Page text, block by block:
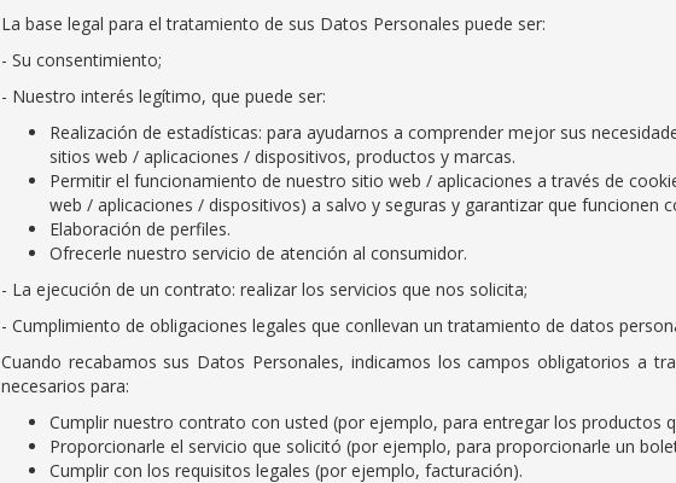
La base legal para el tratamiento de sus Datos Personales puede ser:
- Su consentimiento;
- Nuestro interés legítimo, que puede ser:
Realización de estadísticas: para ayudarnos a comprender mejor sus
sitios web / aplicaciones / dispositivos, productos y marcas.
Permitir el funcionamiento de nuestro sitio web / aplicaciones a través de
web / aplicaciones / dispositivos) a salvo y seguras y garantizar que funcionen
Elaboración de perfiles.
Ofrecerle nuestro servicio de atención al consumidor.
- La ejecución de un contrato: realizar los servicios que nos solicita;
- Cumplimiento de obligaciones legales que conllevan un tratamiento de datos
Cuando recabamos sus Datos Personales, indicamos los campos obligatorios a
necesarios para:
Cumplir nuestro contrato con usted (por ejemplo, para entregar los productos
Proporcionarle el servicio que solicitó (por ejemplo, para proporcionarle un
Cumplir con los requisitos legales (por ejemplo, facturación).